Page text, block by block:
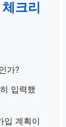
크리
가?
입력했
입 계획이